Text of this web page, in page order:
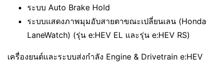
ระบบ Auto Brake Hold
ระบบแสดงภาพมุมอับสายตาขณะเปลี่ยนเลน (Honda
LaneWatch) (รุ่น e:HEV EL และรุ่น e:HEV RS)
เครื่องยนต์และระบบส่งกำลัง Engine & Drivetrain e:HEV